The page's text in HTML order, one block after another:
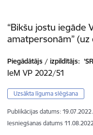
“Bikšu jostu iegāde
amatpersonām”
Piegādātājs / izpildītājs:
IeM VP 2022/51
Uzsākta līguma slēgšana
Publikācijas datums: 19.07.2022.
Iesniegšanas datums